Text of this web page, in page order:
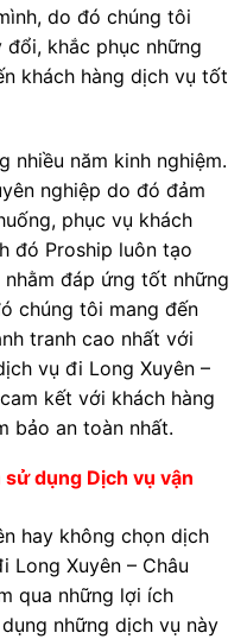
do đó chúng tôi
khắc phục những
khách hàng dịch vụ tốt
nhiều năm kinh nghiệm.
nghiệp do đó đảm
phục vụ khách
đó Proship luôn tạo
đáp ứng tốt những
chúng tôi mang đến
tranh cao nhất với
vụ đi Long Xuyên –
kết với khách hàng
bảo an toàn nhất.
dụng Dịch vụ vận
hay không chọn dịch
Long Xuyên – Châu
qua những lợi ích
những dịch vụ này